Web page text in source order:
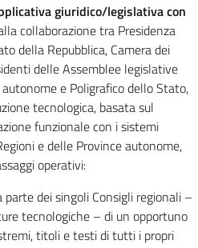
giuridico/legislativa con
collaborazione tra Presidenza
della Repubblica, Camera dei
delle Assemblee legislative
e Poligrafico dello Stato,
tecnologica, basata sul
funzionale con i sistemi
e delle Province autonome,
operativi:
parte dei singoli Consigli regionali –
tecnologiche – di un opportuno
titoli e testi di tutti i propri